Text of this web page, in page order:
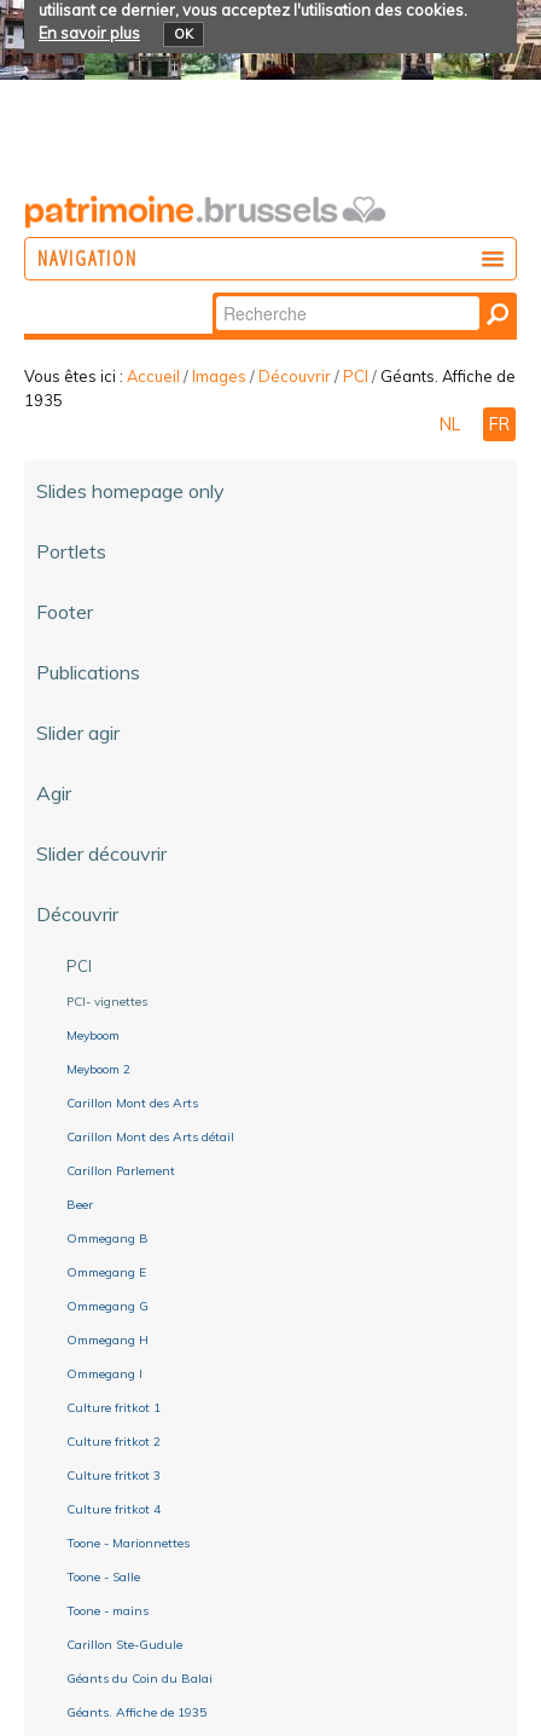
utilisant ce dernier, vous acceptez l'utilisation des cookies.
En savoir plus
OK
NAVIGATION
Chercher par
Recherche
avancée…
Vous êtes ici : Accueil /Images /Découvrir/PCI / Géants. Affiche de
1935
NL FR
Slides homepage only
Portlets
Footer
Publications
Slider agir
Agir
Slider découvrir
Découvrir
PCI
PCI- vignettes
Meyboom
Meyboom 2
Carillon Mont des Arts
Carillon Mont des Arts détail
Carillon Parlement
Beer
Ommegang B
Ommegang E
Ommegang G
Ommegang H
Ommegang I
Culture fritkot 1
Culture fritkot 2
Culture fritkot 3
Culture fritkot 4
Toone - Marionnettes
Toone - Salle
Toone - mains
Carillon Ste-Gudule
Géants du Coin du Balai
Géants. Affiche de 1935